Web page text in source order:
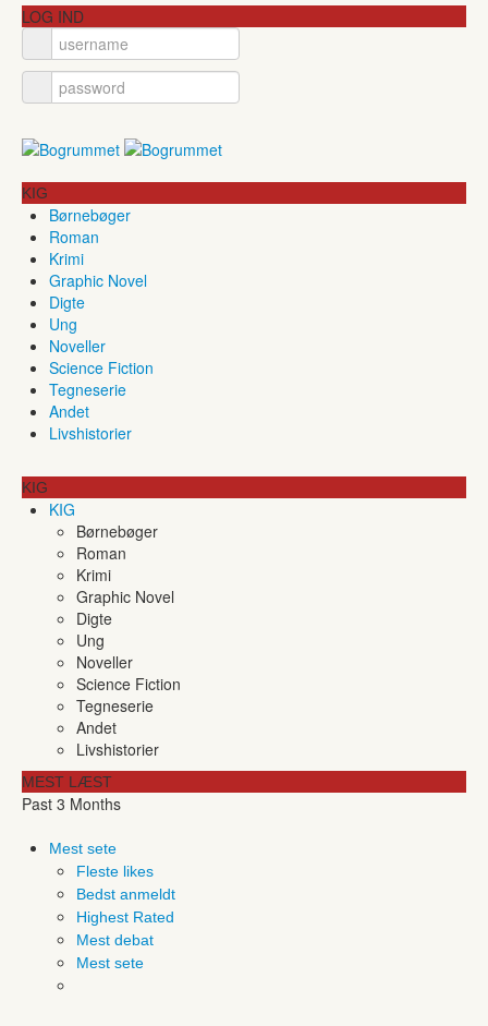
LOG IND
KIG
Børnebøger
Roman
Krimi
Graphic Novel
Digte
Ung
Noveller
Science Fiction
Tegneserie
Andet
Livshistorier
KIG
KIG
Børnebøger
Roman
Krimi
Graphic Novel
Digte
Ung
Noveller
Science Fiction
Tegneserie
Andet
Livshistorier
MEST LÆST
Past 3 Months
Mest sete
Fleste likes
Bedst anmeldt
Highest Rated
Mest debat
Mest sete